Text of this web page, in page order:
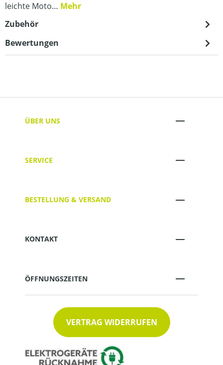
leichte Moto… Mehr
Zubehör
Bewertungen
ÜBER UNS
SERVICE
BESTELLUNG & VERSAND
KONTAKT
ÖFFNUNGSZEITEN
VERTRAG WIDERRUFEN